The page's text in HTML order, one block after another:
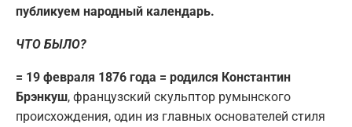
публикуем народный календарь.
ЧТО БЫЛО?
= 19 февраля 1876 года = родился Константин
Брэнкуш, французский скульптор румынского
происхождения, один из главных основателей стиля